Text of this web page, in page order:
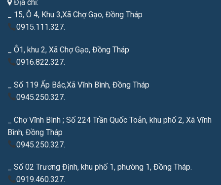
Địa chỉ:
_ 15, Ô 4, Khu 3,Xã Chợ Gạo, Đồng Tháp
0915.111.327.
_ Ô1, khu 2, Xã Chợ Gạo, Đồng Tháp
0916.822.327.
_ Số 119 Ấp Bắc,Xã Vĩnh Bình, Đồng Tháp
0945.250.327.
_ Chợ Vĩnh Bình ; Số 224 Trần Quốc Toản, khu phố 2, Xã Vĩnh
Bình, Đồng Tháp
0945.250.327.
_ Số 02 Trương Định, khu phố 1, phường 1, Đồng Tháp.
0919.460.327.